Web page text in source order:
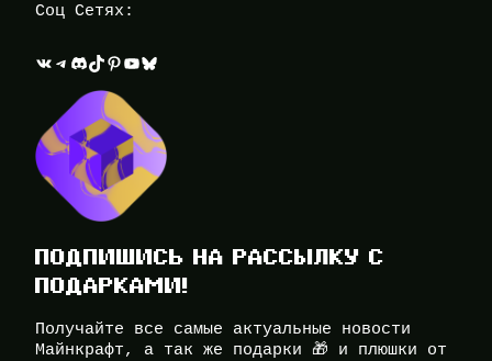
Соц Сетях:
ВКонтакте Telegram Discord TikTok Pinterest YouTube Bluesky
ПОДПИШИСЬ НА РАССЫЛКУ С
ПОДАРКАМИ!
Получайте все самые актуальные новости
Майнкрафт, а так же подарки 🎁 и плюшки от